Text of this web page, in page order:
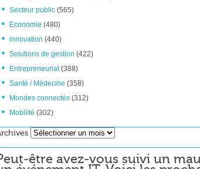
Secteur public (565)
Economie (480)
innovation (440)
Solutions de gestion (422)
Entrepreneuriat(388)
Santé / Médecine (358)
Mondes connectés (312)
Mobilité (302)
Archives
être avez-vous suivi un